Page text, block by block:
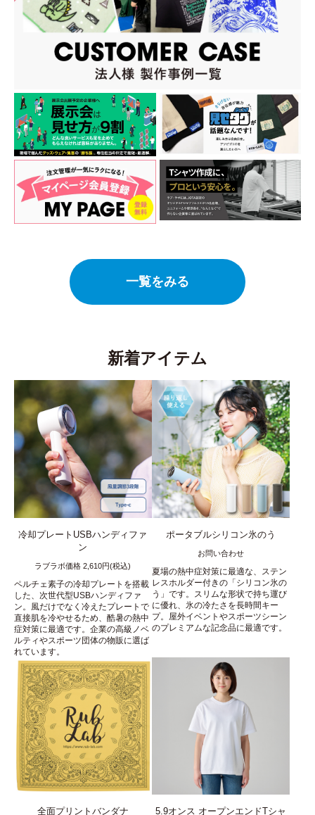
一覧をみる
新着アイテム
冷却プレートUSBハンディファ
ン
ラブラボ価格 2,610円(税込)
ペルチェ素子の冷却プレートを搭載
した、次世代型USBハンディファ
ン。風だけでなく冷えたプレートで
直接肌を冷やせるため、酷暑の熱中
症対策に最適です。企業の高級ノベ
ルティやスポーツ団体の物販に選ば
れています。
ポータブルシリコン氷のう
お問い合わせ
夏場の熱中症対策に最適な、ステン
レスホルダー付きの「シリコン氷の
う」です。スリムな形状で持ち運び
に優れ、氷の冷たさを長時間キー
プ。屋外イベントやスポーツシーン
のプレミアムな記念品に最適です。
全面プリントバンダナ 5.9オンス オープンエンドTシャ